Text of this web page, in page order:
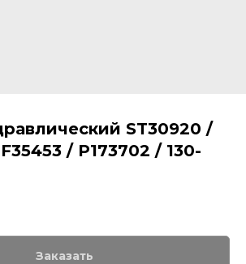
ST30920 /
/ P173702 / 130-
Заказать